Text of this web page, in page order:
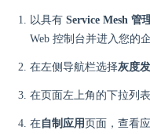
以具有 Service Mesh 管
Web 控制台并进入您的
在左侧导航栏选择灰度
在页面左上角的下拉列
在自制应用页面，查看应